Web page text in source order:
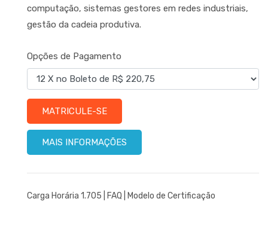
computação, sistemas gestores em redes industriais,
gestão da cadeia produtiva.
Opções de Pagamento
MATRICULE-SE
MAIS INFORMAÇÕES
Carga Horária 1.705 | FAQ Modelo de Certificação